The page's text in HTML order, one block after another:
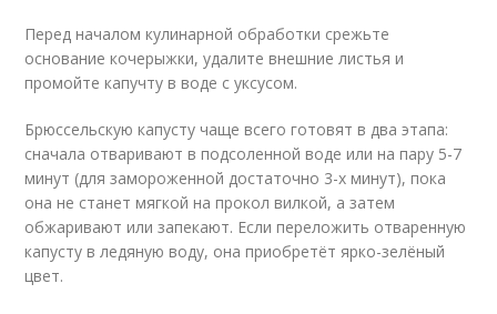
Перед началом кулинарной обработки срежьте
основание кочерыжки, удалите внешние листья и
промойте капучту в воде с уксусом.
Брюссельскую капусту чаще всего готовят в два этапа:
сначала отваривают в подсоленной воде или на пару 5-7
минут (для замороженной достаточно 3-х минут), пока
она не станет мягкой на прокол вилкой, а затем
обжаривают или запекают. Если переложить отваренную
капусту в ледяную воду, она приобретёт ярко-зелёный
цвет.